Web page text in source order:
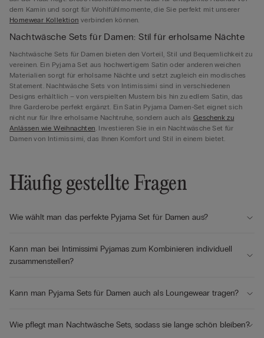
dem Kamin und sorgt für Wohlfühlmomente, die Sie perfekt mit unserer
Homewear Kollektion verbinden können.
Nachtwäsche Sets für Damen: Stil für erholsame Nächte
Nachtwäsche Sets für Damen bieten den Vorteil, Stil und Bequemlichkeit zu
vereinen. Ein Pyjama Set aus hochwertigem Satin oder anderen weichen
Materialien sorgt für erholsame Nächte und setzt zugleich ein modisches
Statement. Nachtwäsche Sets von Intimissimi sind in verschiedenen
Designs erhältlich – von verspielten Mustern bis hin zu edlem Satin, das
Ihre Garderobe perfekt ergänzt. Ein Satin Pyjama Damen-Set eignet sich
nicht nur für Ihre erholsame Nachtruhe, sondern auch als Geschenk zu
Anlässen wie Weihnachten. Investieren Sie in ein Nachtwäsche Set für
Damen von Intimissimi, das Ihnen Komfort und Stil in einem bietet.
Häufig gestellte Fragen
Wie wählt man das perfekte Pyjama Set für Damen aus?
Kann man bei Intimissimi Pyjamas zum Kombinieren individuell
zusammenstellen?
Kann man Pyjama Sets für Damen auch als Loungewear tragen?
Wie pflegt man Nachtwäsche Sets, sodass sie lange schön bleiben?